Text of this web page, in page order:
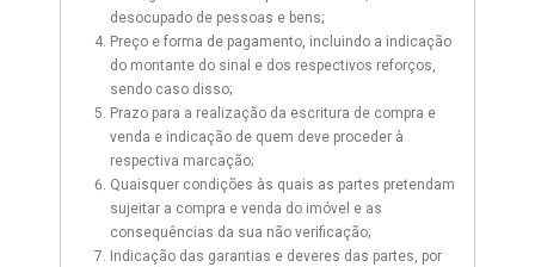
desocupado de pessoas e bens;
Preço e forma de pagamento, incluindo a indicação
do montante do sinal e dos respectivos reforços,
sendo caso disso;
Prazo para a realização da escritura de compra e
venda e indicação de quem deve proceder à
respectiva marcação;
Quaisquer condições às quais as partes pretendam
sujeitar a compra e venda do imóvel e as
consequências da sua não verificação;
Indicação das garantias e deveres das partes, por